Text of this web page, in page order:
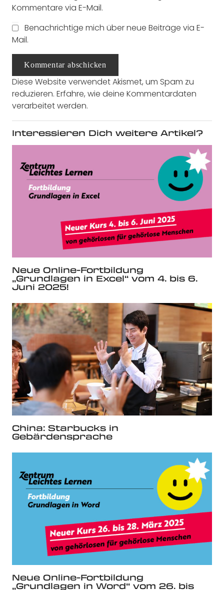
Kommentare via E-Mail.
Benachrichtige mich über neue Beiträge via E-
Mail.
Kommentar abschicken
Diese Website verwendet Akismet, um Spam zu
reduzieren. Erfahre, wie deine Kommentardaten
verarbeitet werden.
Interessieren Dich weitere Artikel?
Neue Online-Fortbildung
„Grundlagen in Excel“ vom 4. bis 6.
Juni 2025!
China: Starbucks in
Gebärdensprache
Neue Online-Fortbildung
„Grundlagen in Word“ vom 26. bis